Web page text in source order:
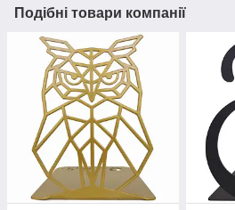
Подібні товари компанії